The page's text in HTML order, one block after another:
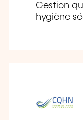
Gestion
hygiène